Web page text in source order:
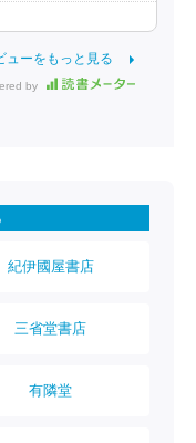
ューをもっと見る
by
紀伊國屋書店
三省堂書店
有隣堂